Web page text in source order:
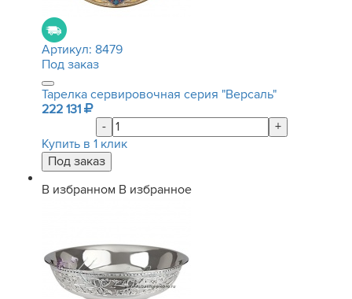
Артикул: 8479
Под заказ
Тарелка сервировочная серия "Версаль"
222 131
-
+
Купить в 1 клик
В избранном В избранное